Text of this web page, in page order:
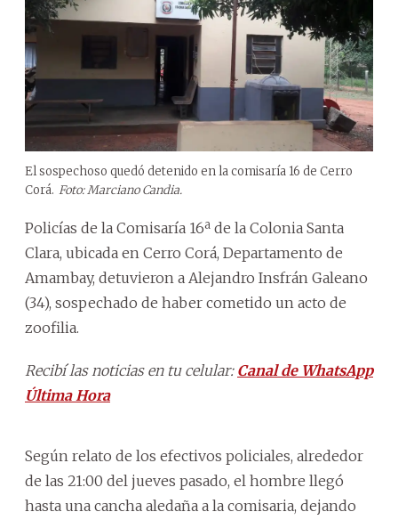
El sospechoso quedó detenido en la comisaría 16 de Cerro
Corá. Foto: Marciano Candia.
Policías de la Comisaría 16ª de la Colonia Santa
Clara, ubicada en Cerro Corá, Departamento de
Amambay, detuvieron a Alejandro Insfrán Galeano
(34), sospechado de haber cometido un acto de
zoofilia.
Recibí las noticias en tu celular: Canal de WhatsApp
Última Hora
Según relato de los efectivos policiales, alrededor
de las 21:00 del jueves pasado, el hombre llegó
hasta una cancha aledaña a la comisaria, dejando